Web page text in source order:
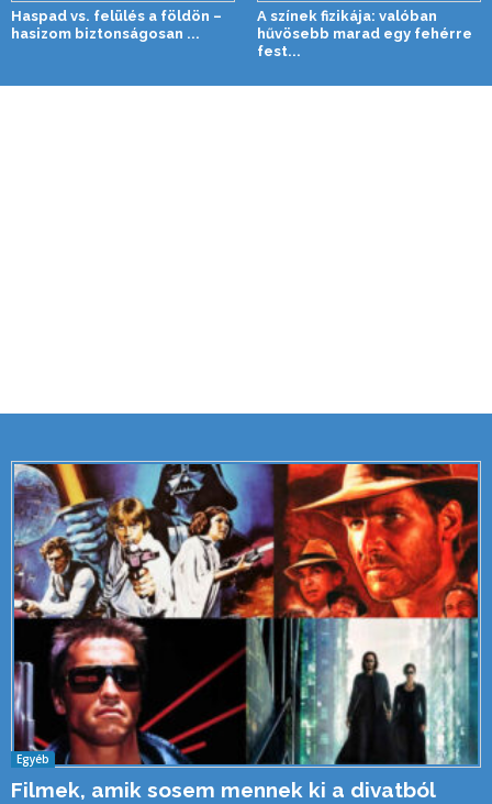
Haspad vs. felülés a földön –
hasizom biztonságosan ...
A színek fizikája: valóban
hűvösebb marad egy fehérre
fest...
Egyéb
Filmek, amik sosem mennek ki a divatból